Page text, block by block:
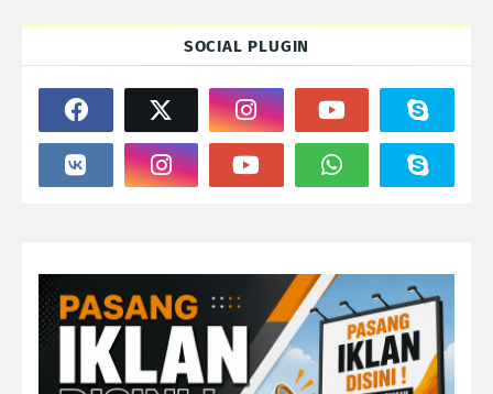
SOCIAL PLUGIN